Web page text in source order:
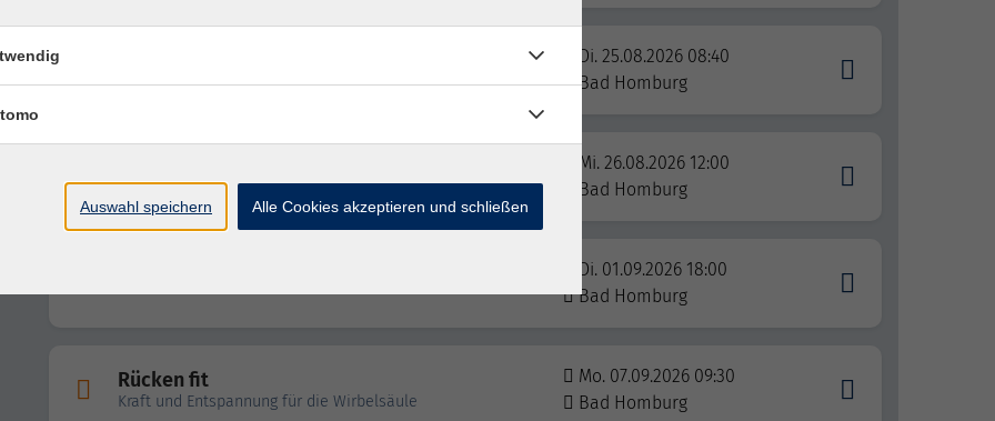
Di. 25.08.2026 08:40
Bad Homburg
Wirbelsäulengymnastik
Mi. 26.08.2026 12:00
Bad Homburg
Di. 01.09.2026 18:00
Bad Homburg
Rücken fit
Kraft und Entspannung für die Wirbelsäule
Mo. 07.09.2026 09:30
Bad Homburg
Auswahl speichern Alle Cookies akzeptieren und schließen